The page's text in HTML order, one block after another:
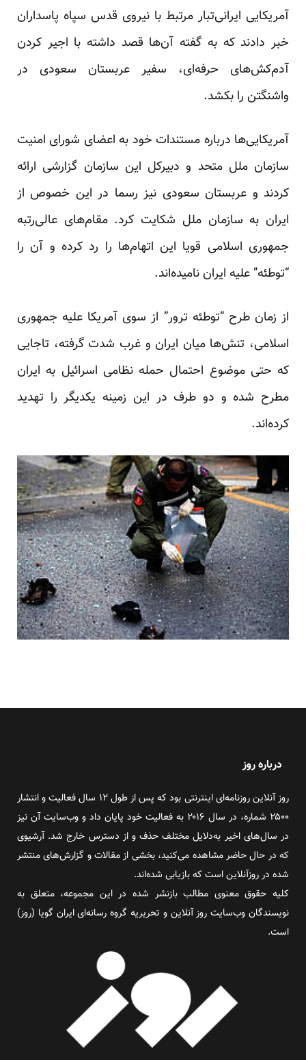
آمریکایی ایرانی‌تبار مرتبط با نیروی قدس سپاه پاسداران
خبر دادند که به گفته آن‌ها قصد داشته با اجیر کردن
آدم‌کش‌های حرفه‌ای، سفیر عربستان سعودی در
واشنگتن را بکشد.
آمریکایی‌ها درباره مستندات خود به اعضای شورای امنیت
سازمان ملل متحد و دبیرکل این سازمان گزارشی ارائه
کردند و عربستان سعودی نیز رسما در این خصوص از
ایران به سازمان ملل شکایت کرد. مقام‌های عالی‌رتبه
جمهوری اسلامی قویا این اتهام‌ها را رد کرده‌ و آن را
“توطئه” علیه ایران نامیده‌اند.
از زمان طرح “توطئه ترور” از سوی آمریکا علیه جمهوری
اسلامی، تنش‌ها میان ایران و غرب شدت گرفته، تاجایی
که حتی موضوع احتمال حمله نظامی اسرائیل به ایران
مطرح شده و دو طرف در این زمینه یکدیگر را تهدید
کرده‌اند.
درباره روز
روز آنلاین روزنامه‌ای اینترنتی بود که پس از طول ۱۲ سال فعالیت و انتشار
۲۵۰۰ شماره، در سال ۲۰۱۶ به فعالیت خود پایان داد و وب‌سایت آن نیز
در سال‌های اخیر به‌دلایل مختلف حذف و از دسترس خارج شد. آرشیوی
که در حال حاضر مشاهده می‌کنید، بخشی از مقالات و گزارش‌های منتشر
شده در روزآنلاین است که بازیابی شده‌اند.
کلیه حقوق معنوی مطالب بازنشر شده در این مجموعه، متعلق به
نویسندگان وب‌سایت روز آنلاین و تحریریه گروه رسانه‌ای ایران گویا (روز)
است.